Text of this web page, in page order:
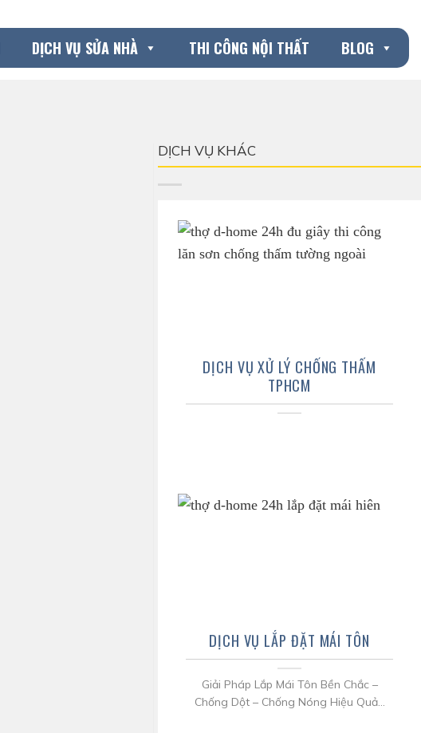
DỊCH VỤ SỬA NHÀ THI CÔNG NỘI THẤT BLOG
DỊCH VỤ KHÁC
DỊCH VỤ XỬ LÝ CHỐNG THẤM
TPHCM
DỊCH VỤ LẮP ĐẶT MÁI TÔN
Giải Pháp Lắp Mái Tôn Bền Chắc –
Chống Dột – Chống Nóng Hiệu Quả...